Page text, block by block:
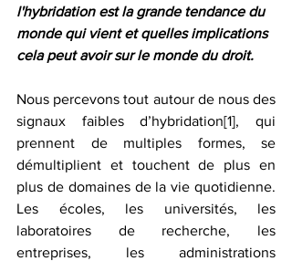
l'hybridation est la grande tendance du
monde qui vient et quelles implications
cela peut avoir sur le monde du droit.
Nous percevons tout autour de nous des
signaux faibles d’hybridation[1], qui
prennent de multiples formes, se
démultiplient et touchent de plus en
Les écoles, les universités, les
laboratoires de recherche, les
entreprises, les administrations